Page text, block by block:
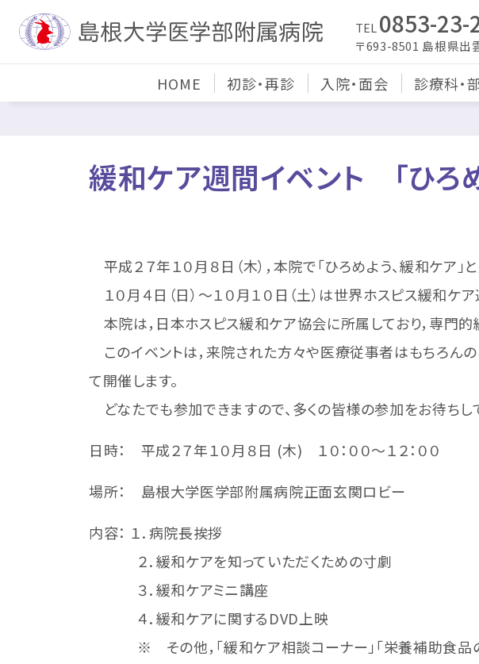
TEL 0853-23-
〒693-8501 島根県出
HOME 初診・再診 入院・面会 診療科・
緩和ケア週間イベント 「ひろめ
平成２７年１０月８日（木），本院で「ひろめよう、緩和ケア
１０月４日（日）～１０月１０日（土）は世界ホスピス緩和ケア
本院は，日本ホスピス緩和ケア協会に所属しており，専門
このイベントは，来院された方々や医療従事者はもちろん
て開催します。
どなたでも参加できますので、多くの皆様の参加をお待ちし
日時： 平成２７年１０月８日 (木) １０：００～１２：００
場所： 島根大学医学部附属病院正面玄関ロビー
内容： １．病院長挨拶
２．緩和ケアを知っていただくための寸劇
３．緩和ケアミニ講座
４．緩和ケアに関するDVD上映
※ その他，「緩和ケア相談コーナー」「栄養補助食品の